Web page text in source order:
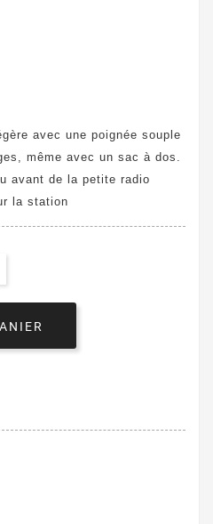
avec une poignée souple
même avec un sac à dos.
avant de la petite radio
la station